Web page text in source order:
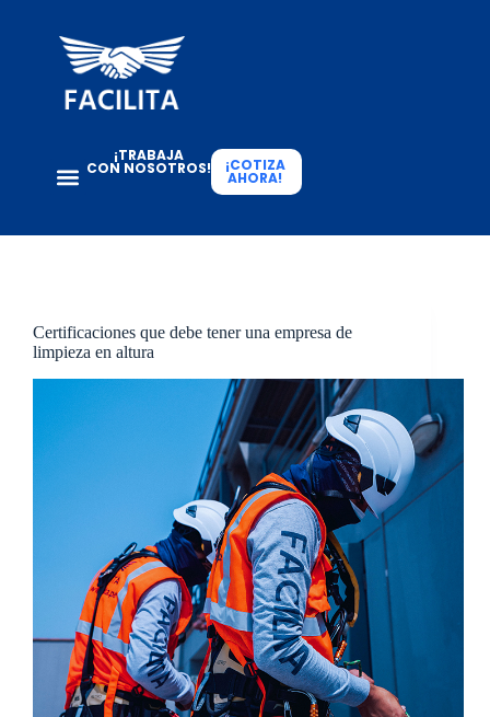
¡TRABAJA
CON NOSOTROS! ¡COTIZA
AHORA!
Certificaciones que debe tener una empresa de
limpieza en altura